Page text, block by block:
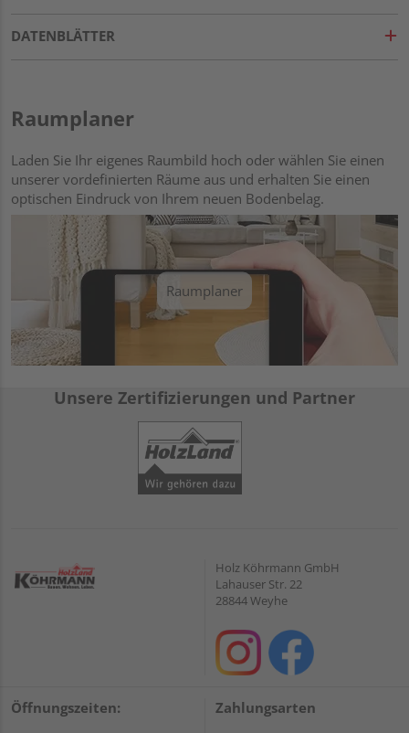
DATENBLÄTTER
Raumplaner
Laden Sie Ihr eigenes Raumbild hoch oder wählen Sie einen
unserer vordefinierten Räume aus und erhalten Sie einen
optischen Eindruck von Ihrem neuen Bodenbelag.
Raumplaner
Unsere Zertifizierungen und Partner
Holz Köhrmann GmbH
Lahauser Str. 22
28844 Weyhe
Öffnungszeiten: Zahlungsarten